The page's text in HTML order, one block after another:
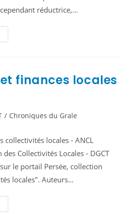
réductrice,…
finances locales
/ Chroniques du Grale
collectivités locales - ANCL
Collectivités Locales - DGCT
le portail Persée, collection
locales". Auteurs…